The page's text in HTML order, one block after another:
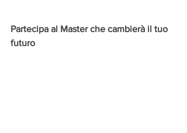
Partecipa al Master che cambierà il tuo
futuro